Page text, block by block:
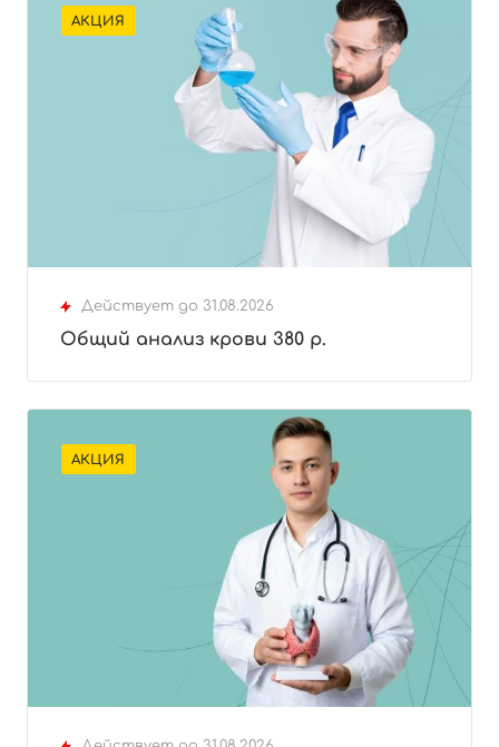
Действует до 31.08.2026
Общий анализ крови 380 р.
АКЦИЯ
АКЦИЯ